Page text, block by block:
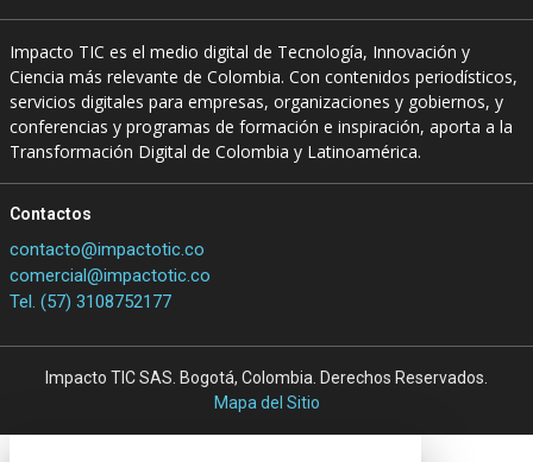
Impacto TIC es el medio digital de Tecnología, Innovación y
Ciencia más relevante de Colombia. Con contenidos periodísticos,
servicios digitales para empresas, organizaciones y gobiernos, y
conferencias y programas de formación e inspiración, aporta a la
Transformación Digital de Colombia y Latinoamérica.
Contactos
contacto@impactotic.co
comercial@impactotic.co
Tel. (57) 3108752177
Impacto TIC SAS. Bogotá, Colombia. Derechos Reservados.
Mapa del Sitio